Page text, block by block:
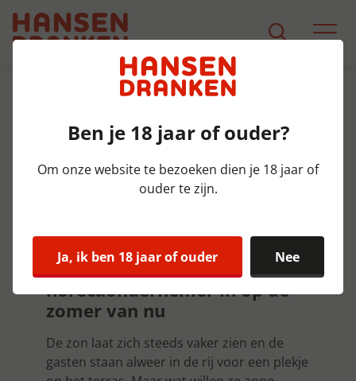
Inspiratie Inspiratie
De Terrastrends van
2025
Zo speel je als
horecaondernemer in op de
zomer van nu
De zon laat zich steeds vaker zien en de
gasten staan alweer in de rij voor een plekje
Ben je 18 jaar of ouder?
Om onze website te bezoeken dien je 18 jaar of
ouder te zijn.
Ja, ik ben 18 jaar of ouder Nee